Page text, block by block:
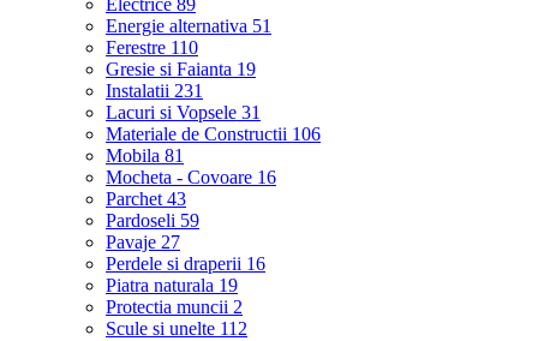
Electrice 89
Energie alternativa 51
Ferestre 110
Gresie si Faianta 19
Instalatii 231
Lacuri si Vopsele 31
Materiale de Constructii 106
Mobila 81
Mocheta - Covoare 16
Parchet 43
Pardoseli 59
Pavaje 27
Perdele si draperii 16
Piatra naturala 19
Protectia muncii 2
Scule si unelte 112